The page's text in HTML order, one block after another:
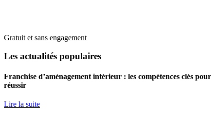
Gratuit et sans engagement
Les actualités populaires
Franchise d’aménagement intérieur : les compétences clés pour
réussir
Lire la suite